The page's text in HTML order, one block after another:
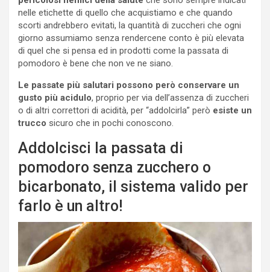
nelle etichette di quello che acquistiamo e che quando
scorti andrebbero evitati, la quantità di zuccheri che ogni
giorno assumiamo senza rendercene conto è più elevata
di quel che si pensa ed in prodotti come la passata di
pomodoro è bene che non ve ne siano.
Le passate più salutari possono però conservare un
gusto più acidulo, proprio per via dell’assenza di zuccheri
o di altri correttori di acidità, per “addolcirla” però esiste un
trucco sicuro che in pochi conoscono.
Addolcisci la passata di
pomodoro senza zucchero o
bicarbonato, il sistema valido per
farlo è un altro!